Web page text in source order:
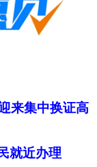
来集中换证高
就近办理